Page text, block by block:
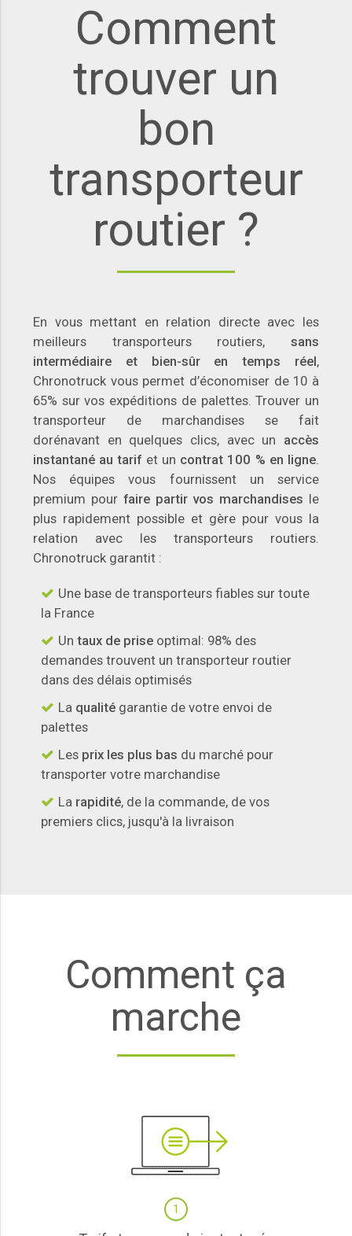
Comment
trouver un
bon
transporteur
routier ?
En vous mettant en relation directe avec les
meilleurs transporteurs routiers,sans
intermédiaire et bien-sûr en temps réel,
Chronotruck vous permet d’économiser de 10 à
65% sur vos expéditions de palettes. Trouver un
transporteur de marchandises se fait
dorénavant en quelques clics, avec un accès
instantané au tarif et un contrat 100 % en ligne.
Nos équipes vous fournissent un service
premium pour faire partir vos marchandises le
plus rapidement possible et gère pour vous la
relation avec les transporteurs routiers.
Chronotruck garantit :
Une base de transporteurs fiables sur toute
la France
Un taux de priseoptimal: 98% des
demandes trouvent un transporteur routier
dans des délais optimisés
La qualitégarantie de votre envoi de
palettes
Les prix les plus bas du marché pour
transporter votre marchandise
La rapidité, de la commande, de vos
premiers clics, jusqu'à la livraison
Comment ça
marche
1